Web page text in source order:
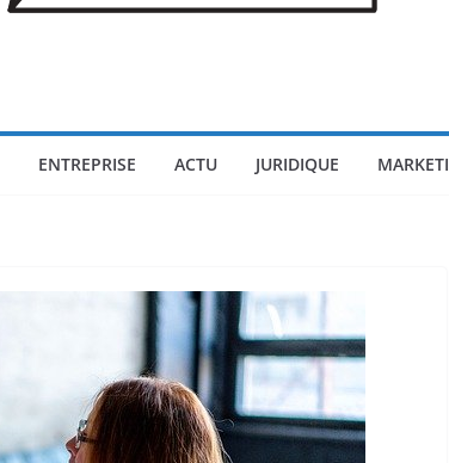
ENTREPRISE ACTU JURIDIQUE